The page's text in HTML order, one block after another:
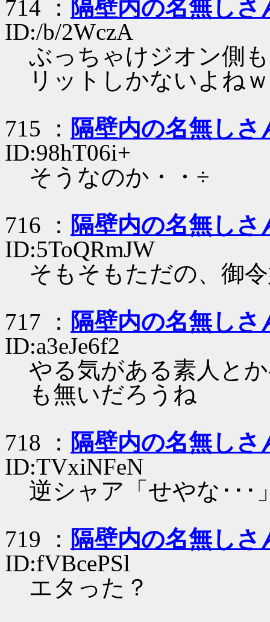
714 ： 隔壁内の名無しさ
ID:/b/2WczA
ぶっちゃけジオン側
リットしかないよねｗ
715 ： 隔壁内の名無しさ
ID:98hT06i+
そうなのか・・÷
716 ： 隔壁内の名無しさ
ID:5ToQRmJW
そもそもただの、御
717 ： 隔壁内の名無しさ
ID:a3eJe6f2
やる気がある素人と
も無いだろうね
718 ： 隔壁内の名無しさ
ID:TVxiNFeN
逆シャア「せやな･･･
719 ： 隔壁内の名無しさ
ID:fVBcePSl
エタった？